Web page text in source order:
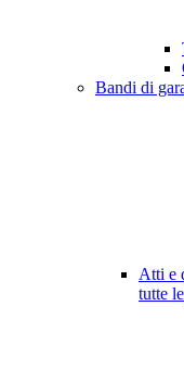
Bandi di
Atti e
tutte